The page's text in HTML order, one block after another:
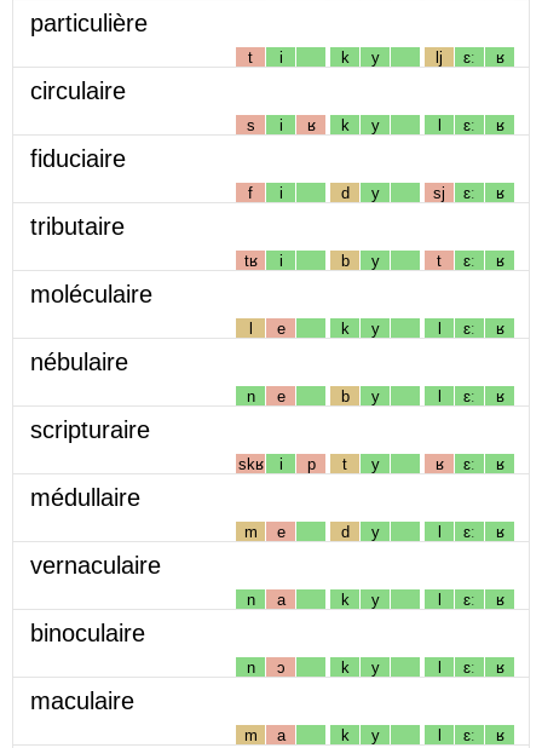
particulière
t i k y lj ɛː ʁ
circulaire
s i ʁ k y l ɛː ʁ
fiduciaire
f i d y sj ɛː ʁ
tributaire
tʁ i b y t ɛː ʁ
moléculaire
l e k y l ɛː ʁ
nébulaire
n e b y l ɛː ʁ
scripturaire
skʁ i p t y ʁ ɛː ʁ
médullaire
m e d y l ɛː ʁ
vernaculaire
n a k y l ɛː ʁ
binoculaire
n ɔ k y l ɛː ʁ
maculaire
m a k y l ɛː ʁ